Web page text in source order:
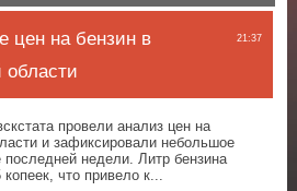
21:37
цен на бензин в
области
провели анализ цен на
и зафиксировали небольшое
последней недели. Литр бензина
что привело к...